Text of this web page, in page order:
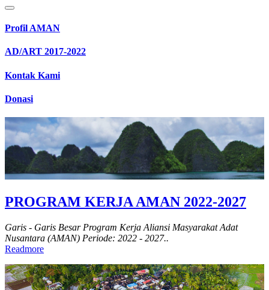
Profil AMAN
AD/ART 2017-2022
Kontak Kami
Donasi
PROGRAM KERJA AMAN 2022-2027
Garis - Garis Besar Program Kerja Aliansi Masyarakat Adat
Nusantara (AMAN) Periode: 2022 - 2027..
Readmore